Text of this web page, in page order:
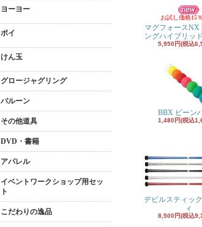
ヨーヨー
ポイ
けん玉
グロージャグリング
バルーン
その他道具
DVD・書籍
アパレル
イベントワークショップ用セッ
ト
こだわりの逸品
お試し価格15
マグフォースNX
ングハイブリッ
5,950円(税込
BBX ビーン
1,480円(税込
デビルスティッ
ィ
8,500円(税込